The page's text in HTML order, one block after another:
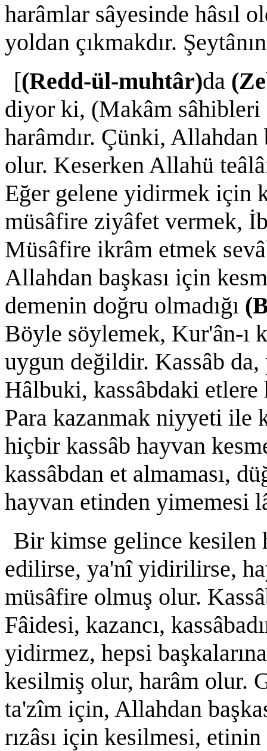
harâmlar sâyesinde hâsıl
yoldan çıkmakdır.
[(Redd-ül-muhtâr)da
diyor ki, (Makâm sâhibleri
harâmdır. Çünki,
olur. Keserken Allahü
Eğer gelene yidirmek için
müsâfire ziyâfet vermek,
Müsâfire ikrâm etmek
Allahdan başkası için
demenin doğru olmadığı
Böyle söylemek, Kur'ân-ı
uygun değildir. Kassâb
Hâlbuki, kassâbdaki etlere
Para kazanmak niyyeti ile
hiçbir kassâb hayvan
kassâbdan et almaması,
hayvan etinden yimemesi
Bir kimse gelince kesilen
edilirse, ya'nî yidirilirse,
müsâfire olmuş olur.
Fâidesi, kazancı,
yidirmez, hepsi
kesilmiş olur, harâm olur.
ta'zîm için, Allahdan
rızâsı için kesilmesi,